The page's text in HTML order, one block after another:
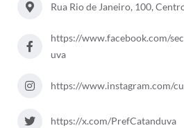
Enquete
SIC
Diário Oficial
Rua Rio de Janeiro, 100,
https://www.facebook.com/
uva
https://www.instagram.com/
https://x.com/PrefCatanduva